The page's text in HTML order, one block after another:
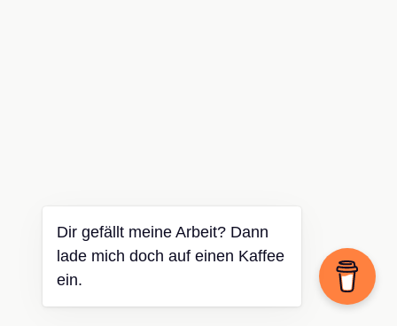
Dir gefällt meine Arbeit? Dann
lade mich doch auf einen Kaffee
ein.